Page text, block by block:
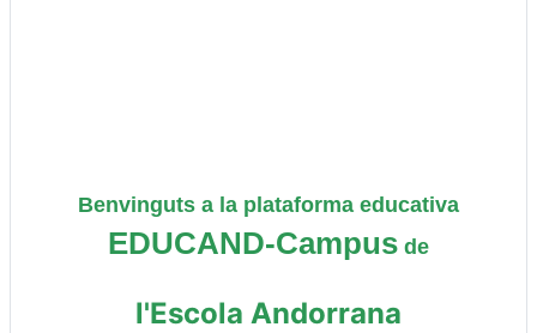
Benvinguts a la plataforma educativa
EDUCAND-Campus de
l'Escola Andorrana